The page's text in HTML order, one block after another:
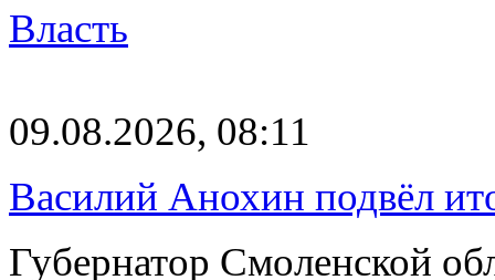
Власть
09.08.2026, 08:11
Василий Анохин подвёл
Губернатор Смоленской